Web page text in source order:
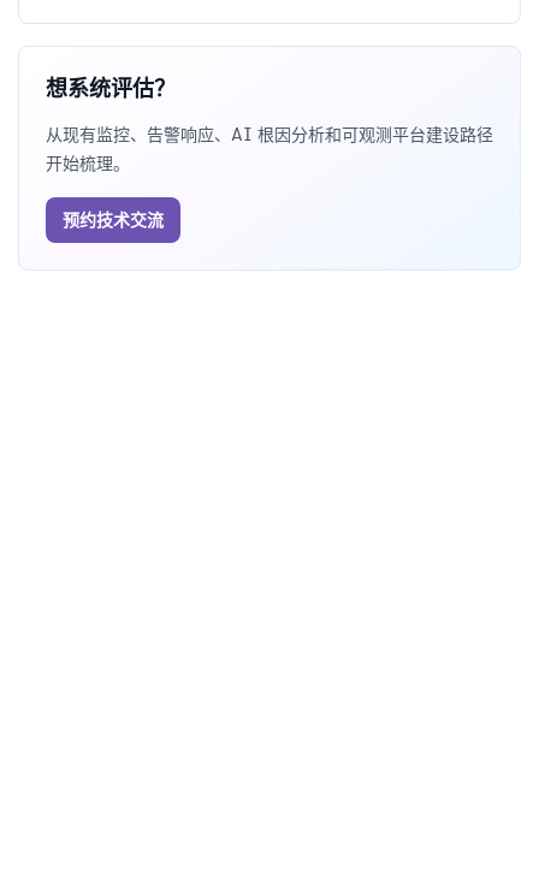
想系统评估？
从现有监控、告警响应、AI 根因分析和可观测平台建设路径
开始梳理。
预约技术交流